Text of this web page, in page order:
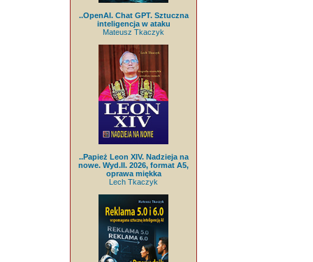
..OpenAI. Chat GPT. Sztuczna
inteligencja w ataku
Mateusz Tkaczyk
..Papież Leon XIV. Nadzieja na
nowe. Wyd.II. 2026, format A5,
oprawa miękka
Lech Tkaczyk